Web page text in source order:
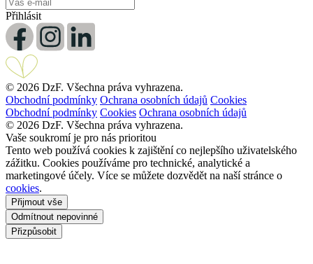
Přihlásit
© 2026 DzF. Všechna práva vyhrazena.
Obchodní podmínky Ochrana osobních údajů Cookies
Obchodní podmínky Cookies Ochrana osobních údajů
© 2026 DzF. Všechna práva vyhrazena.
Vaše soukromí je pro nás prioritou
Tento web používá cookies k zajištění co nejlepšího uživatelského
zážitku. Cookies používáme pro technické, analytické a
marketingové účely. Více se můžete dozvědět na naší stránce o
cookies.
Přijmout vše
Odmítnout nepovinné
Přizpůsobit